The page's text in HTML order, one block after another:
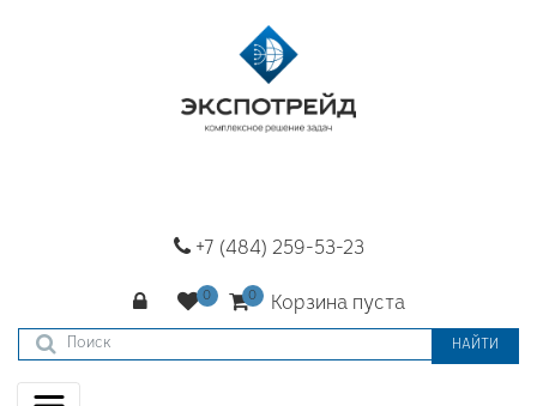
+7 (484) 259-53-23
Корзина пуста
НАЙТИ